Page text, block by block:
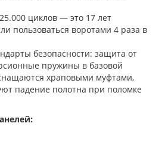
циклов — это 17 лет
пользоваться воротами 4 раза в
безопасности: защита от
пружины в базовой
храповыми муфтами,
падение полотна при поломке